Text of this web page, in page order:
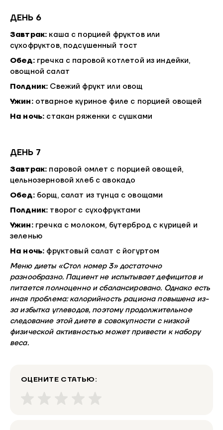
ДЕНЬ 6
Завтрак: каша с порцией фруктов или
сухофруктов, подсушенный тост
Обед: гречка с паровой котлетой из индейки,
овощной салат
Полдник: Свежий фрукт или овощ
Ужин: отварное куриное филе с порцией овощей
На ночь: стакан ряженки с сушками
ДЕНЬ 7
Завтрак: паровой омлет с порцией овощей,
цельнозерновой хлеб с авокадо
Обед:борщ, салат из тунца с овощами
Полдник: творог с сухофруктами
Ужин: гречка с молоком, бутерброд с курицей и
зеленью
На ночь: фруктовый салат с йогуртом
Меню диеты «Стол номер 3» достаточно
разнообразно. Пациент не испытывает дефицитов и
питается полноценно и сбалансировано. Однако есть
иная проблема: калорийность рациона повышена из-
за избытка углеводов, поэтому продолжительное
следование этой диете в совокупности с низкой
физической активностью может привести к набору
веса.
ОЦЕНИТЕ СТАТЬЮ: